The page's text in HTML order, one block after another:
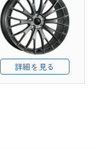
詳細を見る